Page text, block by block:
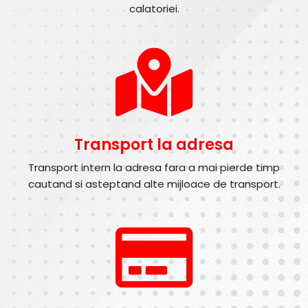
calatoriei.
Transport la adresa
Transport intern la adresa fara a mai pierde timp
cautand si asteptand alte mijloace de transport.